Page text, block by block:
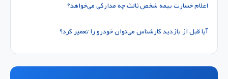
اعلام خسارت بیمه شخص ثالث چه مدارکی می‌خواهد؟
آیا قبل از بازدید کارشناس می‌توان خودرو را تعمیر کرد؟